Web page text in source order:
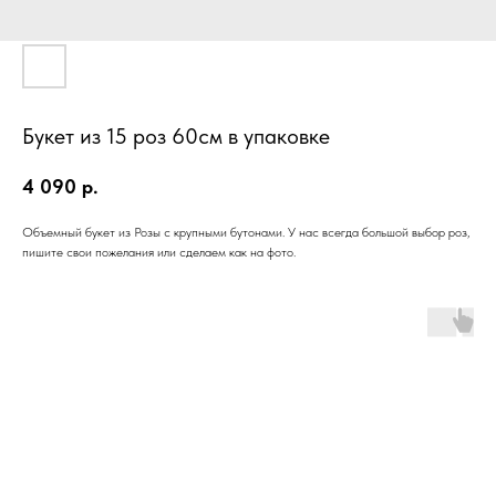
Букет из 15 роз 60см в упаковке
4 090 р.
Объемный букет из Розы с крупными бутонами. У нас всегда большой выбор роз,
пишите свои пожелания или сделаем как на фото.